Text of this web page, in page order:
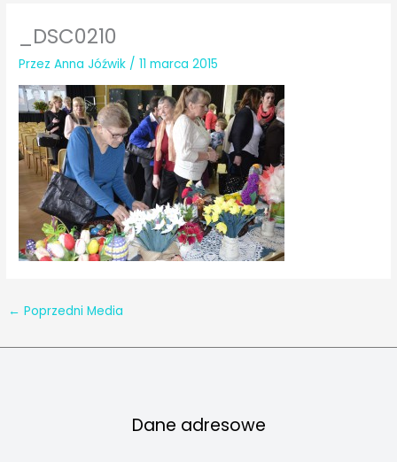
_DSC0210
PrzezAnna Jóźwik /11 marca 2015
← Poprzedni Media
Dane adresowe